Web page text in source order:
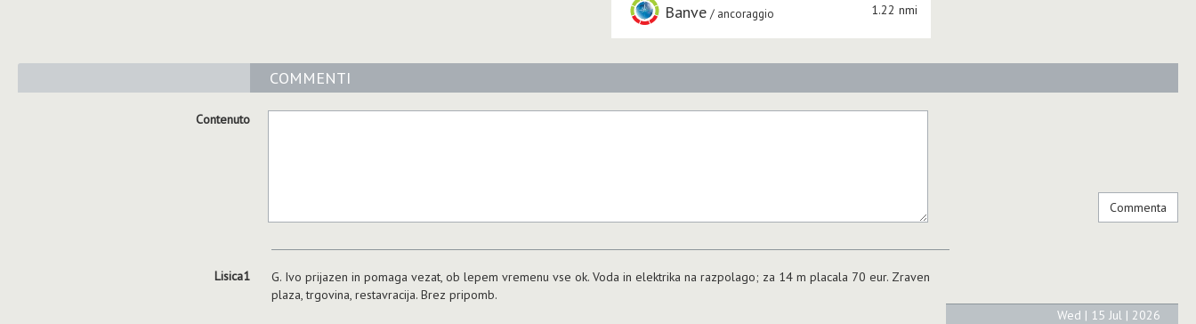
Banve ancoraggio 1.22 nmi
COMMENTI
Contenuto
Lisica1
G. Ivo prijazen in pomaga vezat, ob lepem vremenu vse ok. Voda in elektrika na razpolago; za 14 m placala 70 eur. Zraven
plaza, trgovina, restavracija. Brez pripomb.
Wed | 15 Jul | 2026